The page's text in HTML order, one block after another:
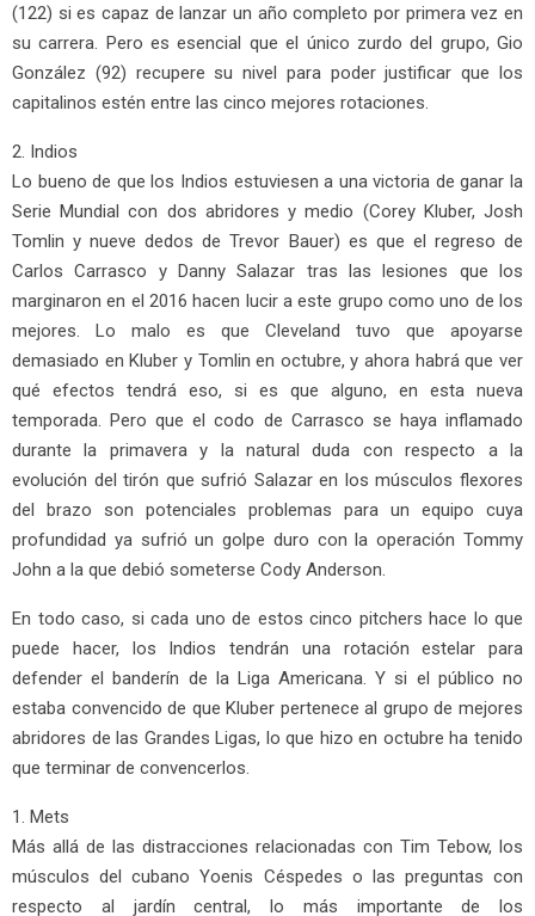
(122) si es capaz de lanzar un año completo por primera vez en
su carrera. Pero es esencial que el único zurdo del grupo, Gio
González (92) recupere su nivel para poder justificar que los
capitalinos estén entre las cinco mejores rotaciones.
2. Indios
Lo bueno de que los Indios estuviesen a una victoria de ganar la
Serie Mundial con dos abridores y medio (Corey Kluber, Josh
Tomlin y nueve dedos de Trevor Bauer) es que el regreso de
Carlos Carrasco y Danny Salazar tras las lesiones que los
marginaron en el 2016 hacen lucir a este grupo como uno de los
mejores. Lo malo es que Cleveland tuvo que apoyarse
demasiado en Kluber y Tomlin en octubre, y ahora habrá que ver
qué efectos tendrá eso, si es que alguno, en esta nueva
temporada. Pero que el codo de Carrasco se haya inflamado
durante la primavera y la natural duda con respecto a la
evolución del tirón que sufrió Salazar en los músculos flexores
del brazo son potenciales problemas para un equipo cuya
profundidad ya sufrió un golpe duro con la operación Tommy
John a la que debió someterse Cody Anderson.
En todo caso, si cada uno de estos cinco pitchers hace lo que
puede hacer, los Indios tendrán una rotación estelar para
defender el banderín de la Liga Americana. Y si el público no
estaba convencido de que Kluber pertenece al grupo de mejores
abridores de las Grandes Ligas, lo que hizo en octubre ha tenido
que terminar de convencerlos.
1. Mets
Más allá de las distracciones relacionadas con Tim Tebow, los
músculos del cubano Yoenis Céspedes o las preguntas con
respecto al jardín central, lo más importante de los